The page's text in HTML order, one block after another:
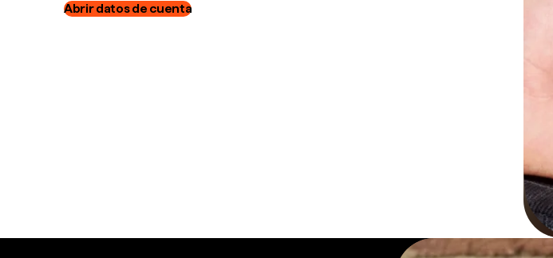
Abrir datos de cuenta